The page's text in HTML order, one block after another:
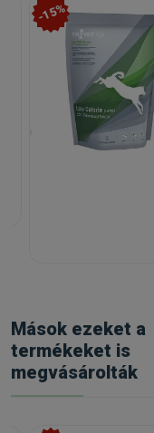
-15%
Mások ezeket a
termékeket is
megvásárolták